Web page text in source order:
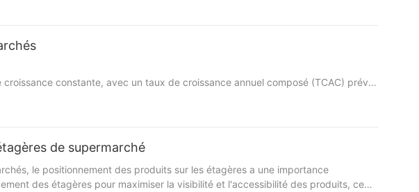
positives, rendant le shopping plus agréable et mémorable.
stratégique mettent en valeur les produits de manière efficace, augmentant
et image de marque, offrant une flexibilité pour des espaces de vente au
constante, avec un taux de croissance annuel composé (TCAC) prévu
des chaînes de vente au détail, l’essor de l’intégration du commerce
intelligents, l’intégration des technologies IoT et RFID pour le suivi des stocks
est également une priorité, les fabricants adoptant des matériaux respectueux
de supermarché
le positionnement des produits sur les étagères a une importance
des étagères pour maximiser la visibilité et l'accessibilité des produits, ce